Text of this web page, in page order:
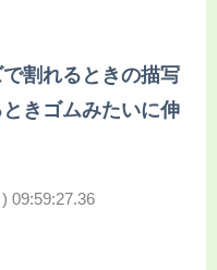
割れるときの描写
きゴムみたいに伸
09:59:27.36